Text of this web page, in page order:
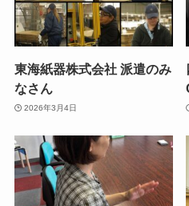
東海紙器株式会社 派遣のみ
なさん
2026年3月4日